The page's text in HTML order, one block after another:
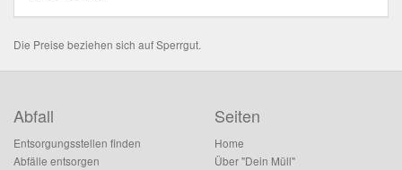
Die Preise beziehen sich auf Sperrgut.
Abfall
Entsorgungsstellen finden
Abfälle entsorgen
Seiten
Home
Über "Dein Müll"